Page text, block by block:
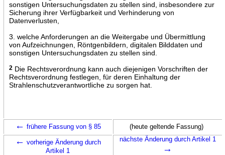
sonstigen Untersuchungsdaten zu stellen sind, insbesondere zur
Sicherung ihrer Verfügbarkeit und Verhinderung von
Datenverlusten,
3. welche Anforderungen an die Weitergabe und Übermittlung
von Aufzeichnungen, Röntgenbildern, digitalen Bilddaten und
sonstigen Untersuchungsdaten zu stellen sind.
2Die Rechtsverordnung kann auch diejenigen Vorschriften der
Rechtsverordnung festlegen, für deren Einhaltung der
Strahlenschutzverantwortliche zu sorgen hat.
← frühere Fassung von § 85 (heute geltende Fassung)
← vorherige Änderung durch
Artikel 1
nächste Änderung durch Artikel 1
→